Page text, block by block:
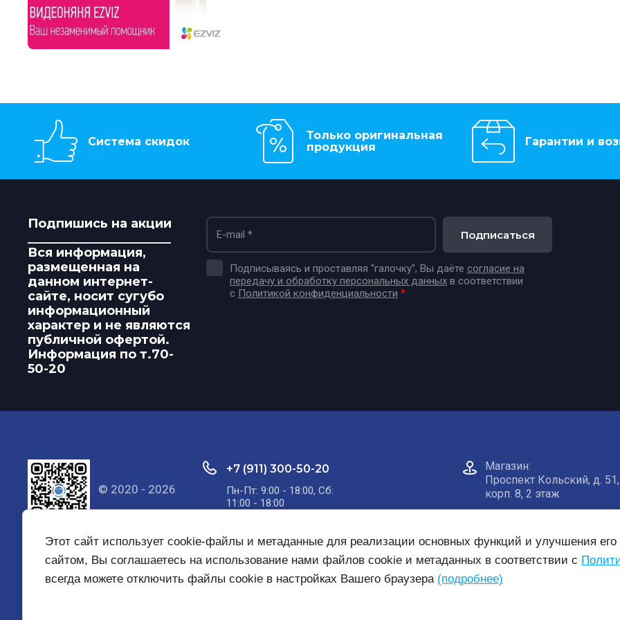
Система скидок
Только оригинальная
продукция
Гарантии и
Подпишись на акции
Вся информация,
размещенная на
данном интернет-
сайте, носит сугубо
информационный
характер и не являются
публичной офертой.
Информация по т.70-
50-20
Подписываясь и проставляя "галочку", Вы даёте согласие на
передачу и обработку персональных данныхв соответствии
с Политикой конфиденциальности *
Подписаться
© 2020 - 2026
+7 (911) 300-50-20
Пн-Пт: 9:00 - 18:00, Сб:
11:00 - 18:00
Магазин:​
Проспект Кольский, д. 51,
корп. 8, 2 этаж
Этот сайт использует cookie-файлы и метаданные для реализации основных функций и улучшения
сайтом, Вы соглашаетесь на использование нами файлов cookie и метаданных в соответствии с
всегда можете отключить файлы cookie в настройках Вашего браузера (подробнее)